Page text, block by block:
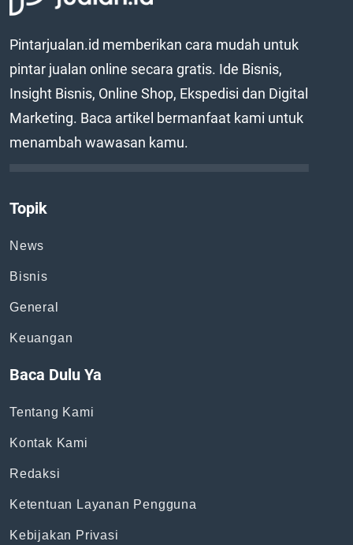
Pintarjualan.id memberikan cara mudah untuk
pintar jualan online secara gratis. Ide Bisnis,
Insight Bisnis, Online Shop, Ekspedisi dan Digital
Marketing. Baca artikel bermanfaat kami untuk
menambah wawasan kamu.
Topik
News
Bisnis
General
Keuangan
Baca Dulu Ya
Tentang Kami
Kontak Kami
Redaksi
Ketentuan Layanan Pengguna
Kebijakan Privasi